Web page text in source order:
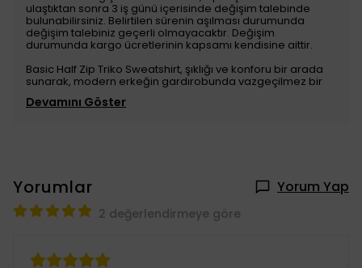
ulaştıktan sonra 3 iş günü içerisinde değişim talebinde
bulunabilirsiniz. Belirtilen sürenin aşılması durumunda
değişim talebiniz geçerli olmayacaktır. Değişim
durumunda kargo ücretlerinin kapsamı kendisine aittir.
Basic Half Zip Triko Sweatshirt, şıklığı ve konforu bir arada
sunarak, modern erkeğin gardırobunda vazgeçilmez bir
Devamını Göster
Yorumlar Yorum Yap
2 değerlendirmeye göre